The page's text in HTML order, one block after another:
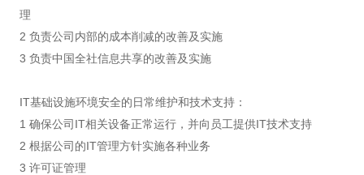
理
2 负责公司内部的成本削减的改善及实施
3 负责中国全社信息共享的改善及实施
IT基础设施环境安全的日常维护和技术支持：
1 确保公司IT相关设备正常运行，并向员工提供IT技术支持
2 根据公司的IT管理方针实施各种业务
3 许可证管理